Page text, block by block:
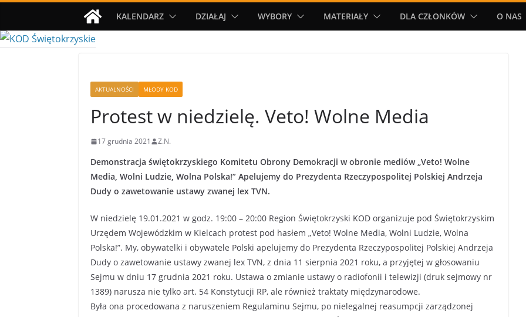
treści
KALENDARZ DZIAŁAJ WYBORY MATERIAŁY DLA CZŁONKÓW O NAS
AKTUALNOŚCI MŁODY KOD
Protest w niedzielę. Veto! Wolne Media
17 grudnia 2021 Z.N.
Demonstracja świętokrzyskiego Komitetu Obrony Demokracji w obronie mediów „Veto! Wolne
Media, Wolni Ludzie, Wolna Polska!” Apelujemy do Prezydenta Rzeczypospolitej Polskiej Andrzeja
Dudy o zawetowanie ustawy zwanej lex TVN.
W niedzielę 19.01.2021 w godz. 19:00 – 20:00 Region Świętokrzyski KOD organizuje pod Świętokrzyskim
Urzędem Wojewódzkim w Kielcach protest pod hasłem „Veto! Wolne Media, Wolni Ludzie, Wolna
Polska!”. My, obywatelki i obywatele Polski apelujemy do Prezydenta Rzeczypospolitej Polskiej Andrzeja
Dudy o zawetowanie ustawy zwanej lex TVN, z dnia 11 sierpnia 2021 roku, a przyjętej w głosowaniu
Sejmu w dniu 17 grudnia 2021 roku. Ustawa o zmianie ustawy o radiofonii i telewizji (druk sejmowy nr
1389) narusza nie tylko art. 54 Konstytucji RP, ale również traktaty międzynarodowe.
Była ona procedowana z naruszeniem Regulaminu Sejmu, po nielegalnej reasumpcji zarządzonej